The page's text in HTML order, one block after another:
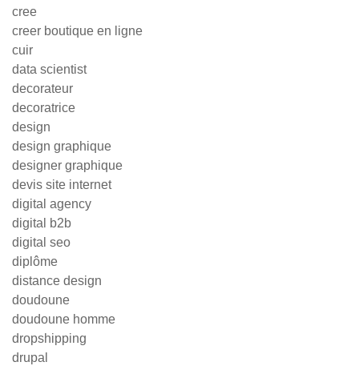
cree
creer boutique en ligne
cuir
data scientist
decorateur
decoratrice
design
design graphique
designer graphique
devis site internet
digital agency
digital b2b
digital seo
diplôme
distance design
doudoune
doudoune homme
dropshipping
drupal